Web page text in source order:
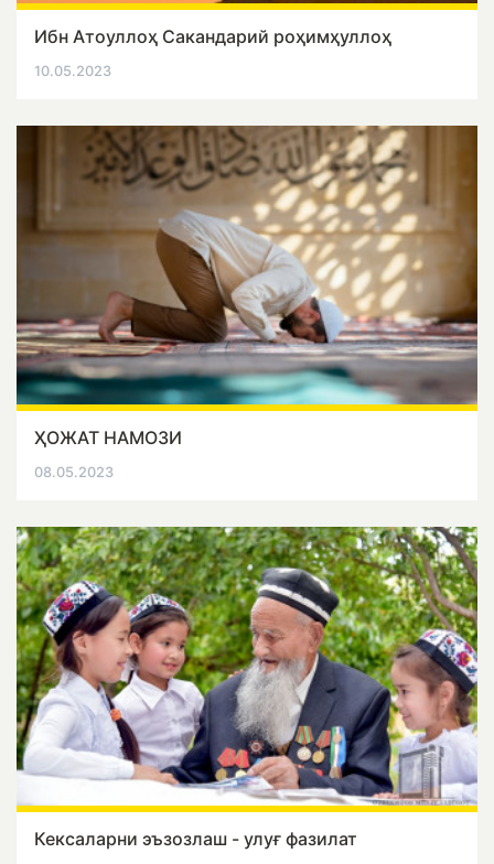
Ибн Атоуллоҳ Сакандарий роҳимҳуллоҳ
10.05.2023
ҲОЖАТ НАМОЗИ
08.05.2023
Кексаларни эъзозлаш - улуғ фазилат